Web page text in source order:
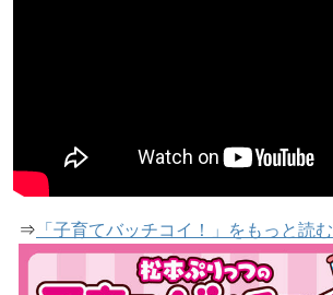
⇒ 「子育てバッチコイ！」をもっと読む